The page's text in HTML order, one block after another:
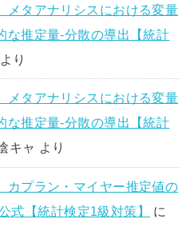
メタアナリシスにおける変量
な推定量-分散の導出【統計
より
メタアナリシスにおける変量
な推定量-分散の導出【統計
キャ より
カプラン・マイヤー推定値の
式【統計検定1級対策】
に